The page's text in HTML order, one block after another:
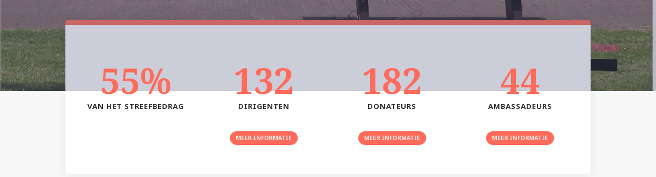
55%
VAN HET STREEFBEDRAG
132
DIRIGENTEN
MEER INFORMATIE
182
DONATEURS
MEER INFORMATIE
44
AMBASSADEURS
MEER INFORMATIE